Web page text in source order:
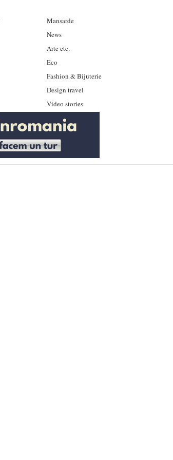
Mansarde
News
Arte etc.
Eco
Fashion & Bijuterie
Design travel
Video stories